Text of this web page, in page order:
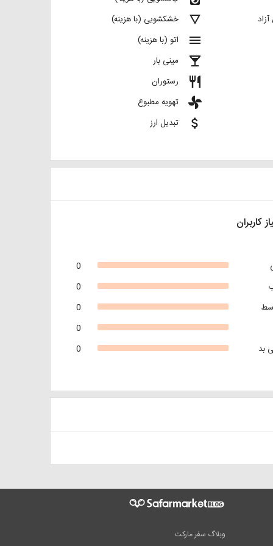
details خشکشویی (با هزینه)
menu اتو (با هزینه)
local_bar مینی بار
restaurant رستوران
toys تهویه مطبوع
attach_money تبدیل ارز
کاربران
0
0
0
0
0
بد
وبلاگ سفر مارکت